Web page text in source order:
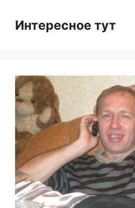
contentИнтересное тут